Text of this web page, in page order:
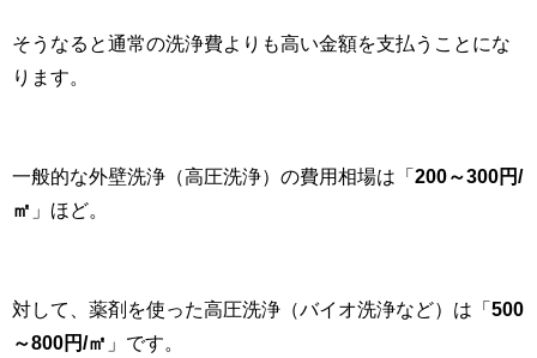
そうなると通常の洗浄費よりも高い金額を支払うことにな
ります。
一般的な外壁洗浄（高圧洗浄）の費用相場は「 200～300円/
㎡ 」ほど。
対して、薬剤を使った高圧洗浄（バイオ洗浄など）は「 500
～800円/㎡ 」です。